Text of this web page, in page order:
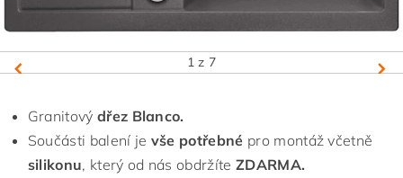
1 z 7
Granitový dřez Blanco.
Součásti balení je vše potřebné pro montáž včetně
silikonu, který od nás obdržíte ZDARMA.